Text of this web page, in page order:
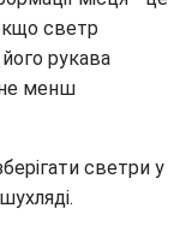
светр
рукава
менш
светри у